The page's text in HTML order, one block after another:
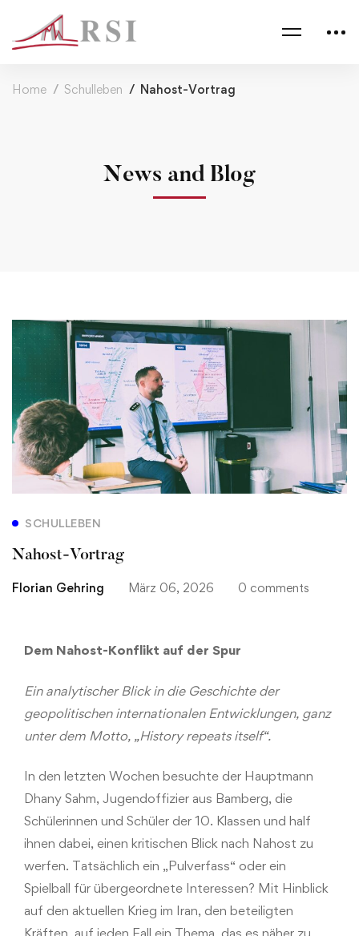
Home Schulleben Nahost-Vortrag
News and Blog
SCHULLEBEN
Nahost-Vortrag
Florian Gehring März 06, 2026 0 comments
Dem Nahost-Konflikt auf der Spur
Ein analytischer Blick in die Geschichte der
geopolitischen internationalen Entwicklungen, ganz
unter dem Motto, „History repeats itself“.
In den letzten Wochen besuchte der Hauptmann
Dhany Sahm, Jugendoffizier aus Bamberg, die
Schülerinnen und Schüler der 10. Klassen und half
ihnen dabei, einen kritischen Blick nach Nahost zu
werfen. Tatsächlich ein „Pulverfass“ oder ein
Spielball für übergeordnete Interessen? Mit Hinblick
auf den aktuellen Krieg im Iran, den beteiligten